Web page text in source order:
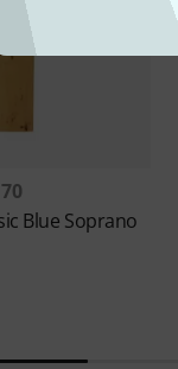
70
Blue Soprano